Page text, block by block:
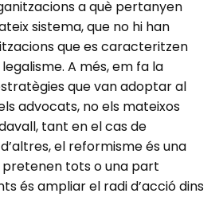
a què pertanyen
sistema, que no hi han
que es caracteritzen
A més, em fa la
que van adoptar al
advocats, no els mateixos
tant en el cas de
el reformisme és una
pretenen tots o una part
és ampliar el radi d’acció dins